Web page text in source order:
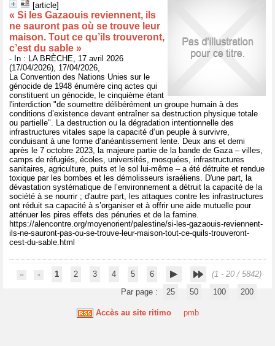
[article]
« Si les Gazaouis reviennent, ils
ne sauront pas où se trouve leur
maison. Tout ce qu’ils trouveront,
c’est du sable »
- In : LA BRÈCHE, 17 avril 2026
(17/04/2026), 17/04/2026,
La Convention des Nations Unies sur le
génocide de 1948 énumère cinq actes qui
constituent un génocide, le cinquième étant
l'interdiction "de soumettre délibérément un groupe humain à des
conditions d’existence devant entraîner sa destruction physique totale
ou partielle". La destruction ou la dégradation intentionnelle des
infrastructures vitales sape la capacité d’un peuple à survivre,
conduisant à une forme d’anéantissement lente. Deux ans et demi
après le 7 octobre 2023, la majeure partie de la bande de Gaza – villes,
camps de réfugiés, écoles, universités, mosquées, infrastructures
sanitaires, agriculture, puits et le sol lui-même – a été détruite et rendue
toxique par les bombes et les démolisseurs israéliens. D'une part, la
dévastation systématique de l’environnement a détruit la capacité de la
société à se nourrir ; d'autre part, les attaques contre les infrastructures
ont réduit sa capacité à s’organiser et à offrir une aide mutuelle pour
atténuer les pires effets des pénuries et de la famine.
https://alencontre.org/moyenorient/palestine/si-les-gazaouis-reviennent-
ils-ne-sauront-pas-ou-se-trouve-leur-maison-tout-ce-quils-trouveront-
cest-du-sable.html
1 2 3 4 5 6
(1 - 20 / 5842)
Par page :
25 50 100 200
Accès au site ritimo pmb